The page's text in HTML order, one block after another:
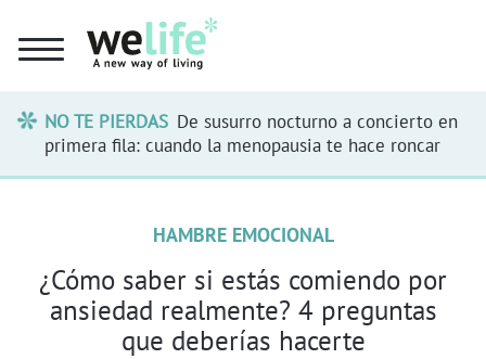
NO TE PIERDAS De susurro nocturno a concierto en
primera fila: cuando la menopausia te hace roncar
HAMBRE EMOCIONAL
¿Cómo saber si estás comiendo por
ansiedad realmente? 4 preguntas
que deberías hacerte